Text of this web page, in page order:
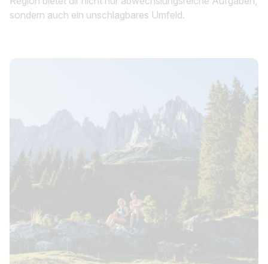
sondern auch ein unschlagbares Umfeld.